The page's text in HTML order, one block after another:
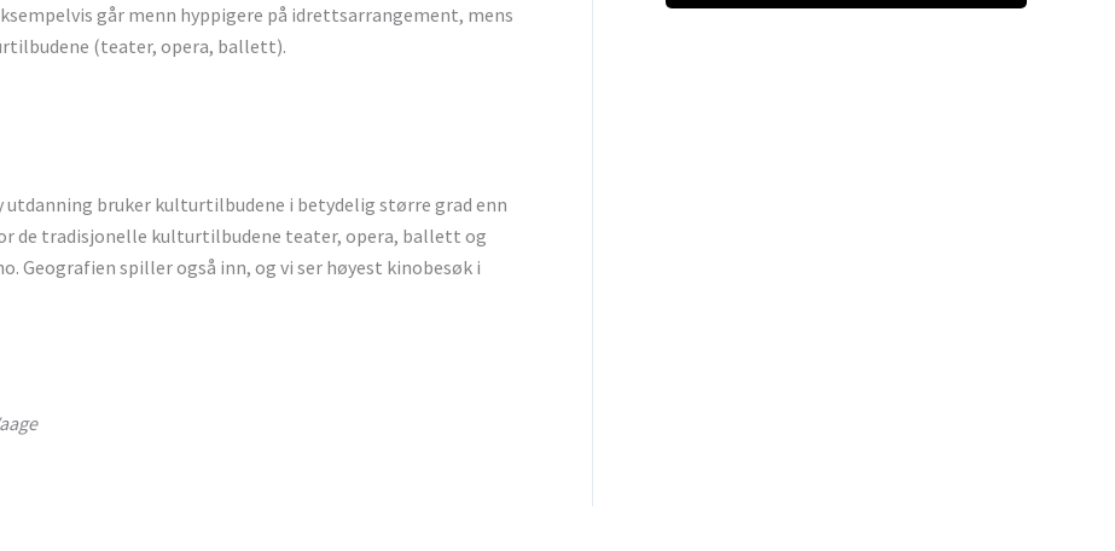
går menn hyppigere på idrettsarrangement, mens
(teater, opera, ballett).
utdanning bruker kulturtilbudene i betydelig større grad enn
de tradisjonelle kulturtilbudene teater, opera, ballett og
Geografien spiller også inn, og vi ser høyest kinobesøk i